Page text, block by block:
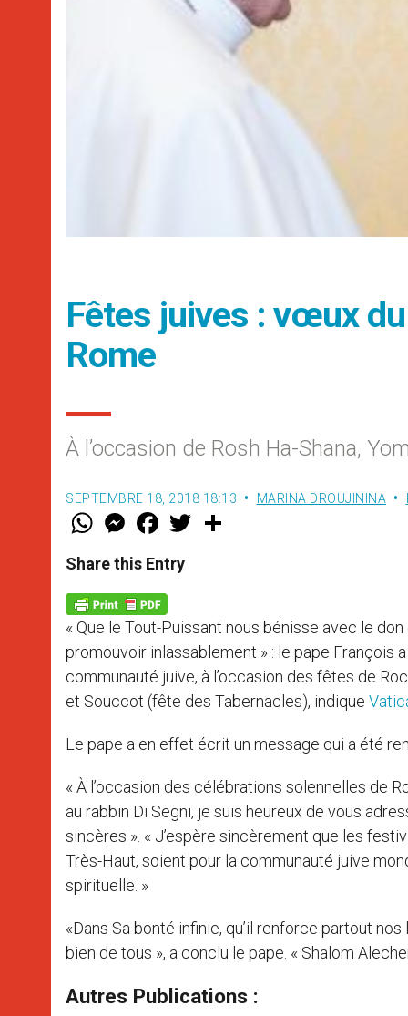
Fêtes juives : vœux
Rome
À l’occasion de Rosh Ha-Shana,
SEPTEMBRE 18, 2018 18:13 MARINA DROUJININA
W
t
s
p
p
M
e
s
e
g
e
r
F
a
e
b
o
k
w
Share this Entry
« Que le Tout-Puissant nous bénisse avec le
promouvoir inlassablement » : le pape François
communauté juive, à l’occasion des fêtes de
et Souccot (fête des Tabernacles), indique
Le pape a en effet écrit un message qui a été
« À l’occasion des célébrations solennelles de
au rabbin Di Segni, je suis heureux de vous
sincères ». « J’espère sincèrement que les
Très-Haut, soient pour la communauté juive
spirituelle. »
«Dans Sa bonté infinie, qu’il renforce partout
bien de tous », a conclu le pape. « Shalom
Autres Publications :